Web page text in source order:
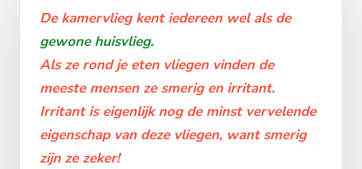
De kamervlieg kent iedereen wel als de
gewone huisvlieg.
Als ze rond je eten vliegen vinden de
meeste mensen ze smerig en irritant.
Irritant is eigenlijk nog de minst vervelende
eigenschap van deze vliegen, want smerig
zijn ze zeker!